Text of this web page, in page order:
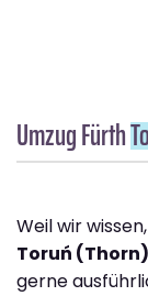
Umzug Fürth
Weil wir
Toruń
gerne